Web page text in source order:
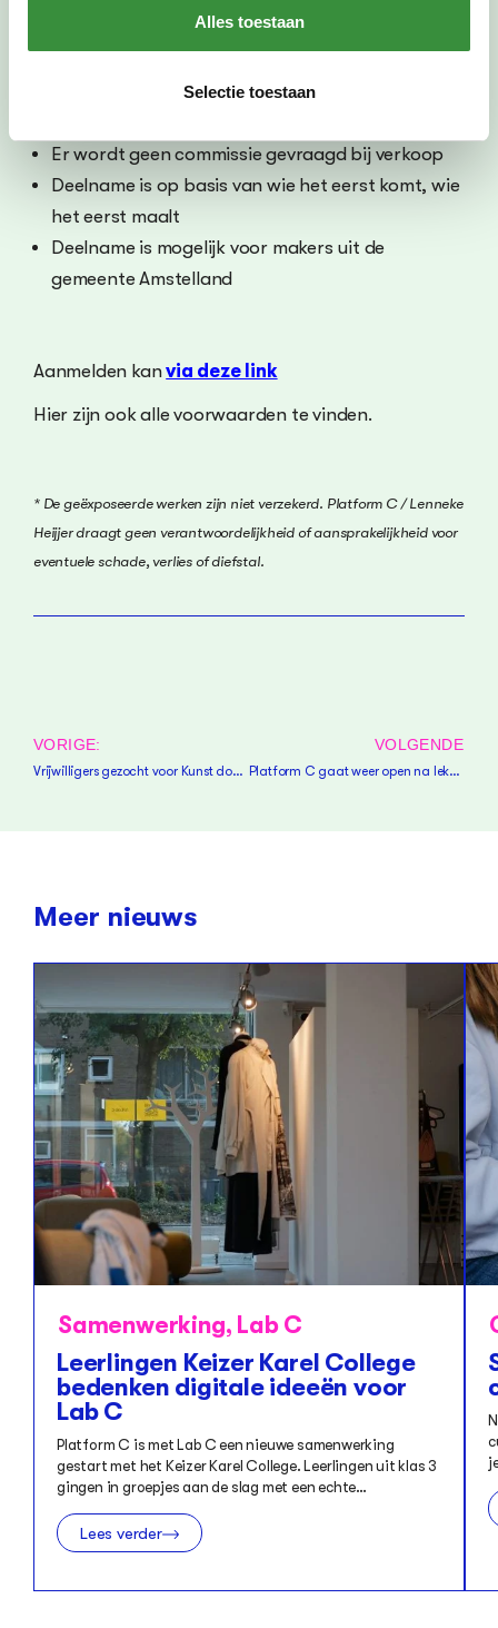
Alles toestaan
Selectie toestaan
Alles wat in de kast past kan worden
Makers verzorgen zelf de inrichting, eventuele
Er wordt geen commissie gevraagd bij verkoop
Deelname is op basis van wie het eerst komt, wie
het eerst maalt
Deelname is mogelijk voor makers uit de
gemeente Amstelland
Aanmelden kan via deze link
Hier zijn ook alle voorwaarden te vinden.
* De geëxposeerde werken zijn niet verzekerd. Platform C / Lenneke
Heijjer draagt geen verantwoordelijkheid of aansprakelijkheid voor
eventuele schade, verlies of diefstal.
VORIGE:
Vrijwilligers gezocht voor Kunst door de Brievenbus
VOLGENDE
Platform C gaat weer open na lekkage en waterschade
Meer nieuws
Samenwerking, Lab C
Leerlingen Keizer Karel College
bedenken digitale ideeën voor
Lab C
Platform C is met Lab C een nieuwe samenwerking
gestart met het Keizer Karel College. Leerlingen uit klas 3
gingen in groepjes aan de slag met een echte…
Lees verder